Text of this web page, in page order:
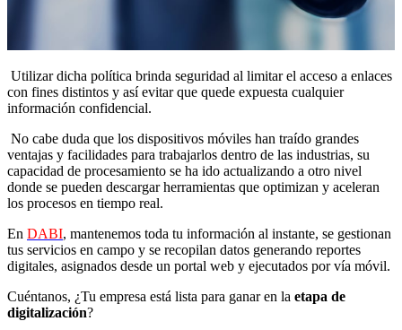
Utilizar dicha política brinda seguridad al limitar el acceso a enlaces
con fines distintos y así evitar que quede expuesta cualquier
información confidencial.
No cabe duda que los dispositivos móviles han traído grandes
ventajas y facilidades para trabajarlos dentro de las industrias, su
capacidad de procesamiento se ha ido actualizando a otro nivel
donde se pueden descargar herramientas que optimizan y aceleran
los procesos en tiempo real.
En DABI, mantenemos toda tu información al instante, se gestionan
tus servicios en campo y se recopilan datos generando reportes
digitales, asignados desde un portal web y ejecutados por vía móvil.
Cuéntanos, ¿Tu empresa está lista para ganar en la etapa de
digitalización?